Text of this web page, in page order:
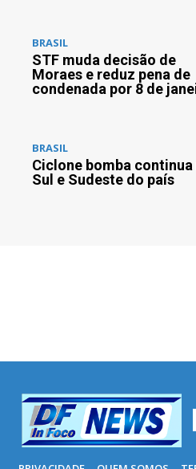
BRASIL
STF muda decisão de
Moraes e reduz pena de
condenada por 8 de
BRASIL
Ciclone bomba continua
Sul e Sudeste do país